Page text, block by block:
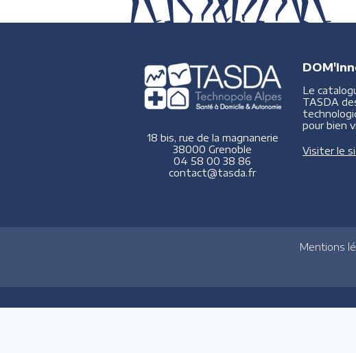
18 bis, rue de la magnanerie
38000 Grenoble
04 58 00 38 86
contact@tasda.fr
Le
TASDA
pour bien
Visiter le
Mentions